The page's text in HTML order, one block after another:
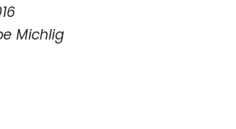
Michlig